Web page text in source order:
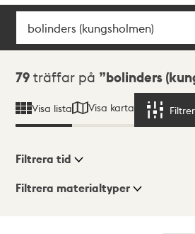
Sök
Sökresultat
79 träffar på bolinders
Visa lista Visa karta
Visningsläge
Filtrera tid
Filtrera materialtyper